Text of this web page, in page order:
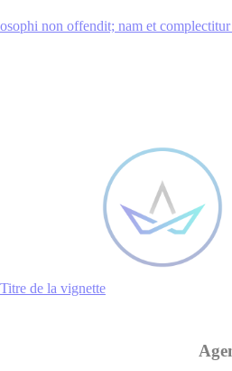
non offendit; nam et
Titre de la vignette